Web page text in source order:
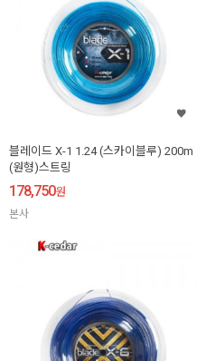
블레이드 X-1 1.24 (스카이블루) 200m
(원형)스트링
178,750원
본사